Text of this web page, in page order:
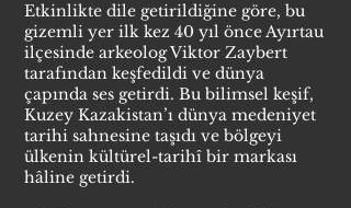
Etkinlikte dile getirildiğine göre, bu
gizemli yer ilk kez 40 yıl önce Ayırtau
ilçesinde arkeolog Viktor Zaybert
tarafından keşfedildi ve dünya
çapında ses getirdi. Bu bilimsel keşif,
Kuzey Kazakistan’ı dünya medeniyet
tarihi sahnesine taşıdı ve bölgeyi
ülkenin kültürel-tarihî bir markası
hâline getirdi.